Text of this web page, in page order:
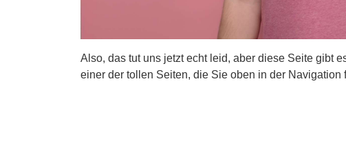
Also, das tut uns jetzt echt leid, aber diese Seite gibt
einer der tollen Seiten, die Sie oben in der Navigation